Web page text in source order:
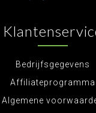
Bedrijfsgegevens
Affiliateprogramma
Algemene